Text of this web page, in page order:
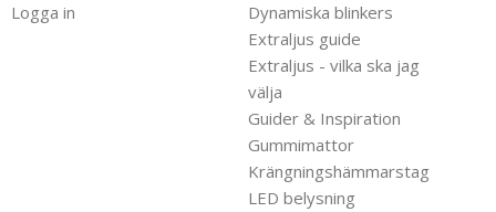
Logga in
Dynamiska blinkers
Extraljus guide
Extraljus - vilka ska jag
välja
Guider & Inspiration
Gummimattor
Krängningshämmarstag
LED belysning